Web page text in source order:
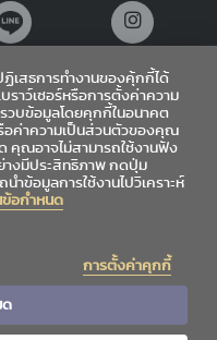
เข้าสู่ระบบ
ติผู้เข้าชม | 4,866,362
เสธการทำงานของคุ้กกี้ได้
าว์เซอร์หรือการตั้งค่าความ
วบข้อมูลโดยคุกกี้ในอนาคต
อค่าความเป็นส่วนตัวของคุณ
คุณอาจไม่สามารถใช้งานฟัง
างมีประสิทธิภาพ กดปุ่ม
ำข้อมูลการใช้งานไปวิเคราะห์
ข้อกำหนด
การตั้งค่าคุกกี้
ด